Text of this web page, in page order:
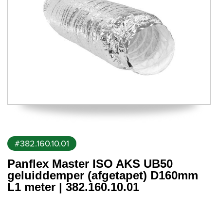
#382.160.10.01
Panflex Master ISO AKS UB50
geluiddemper (afgetapet) D160mm
L1 meter | 382.160.10.01